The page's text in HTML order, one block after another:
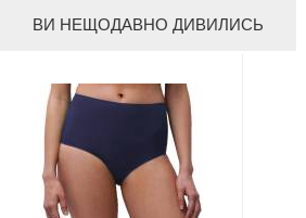
ВИ НЕЩОДАВНО ДИВИЛИСЬ